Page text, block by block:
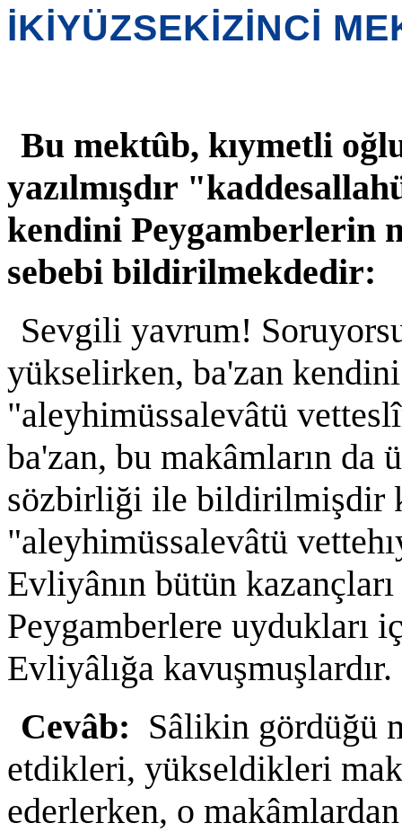
İKİYÜZSEKİZİNCİ
Bu mektûb, kıymetli
yazılmışdır
kendini Peygamberlerin
sebebi bildirilmekdedir:
Sevgili yavrum!
yükselirken, ba'zan
"aleyhimüssalevâtü
ba'zan, bu makâmların da
sözbirliği ile bildirilmişdir
"aleyhimüssalevâtü
Evliyânın bütün
Peygamberlere uydukları
Evliyâlığa kavuşmuşlardır.
Cevâb: Sâlikin gördüğü
etdikleri, yükseldikleri
ederlerken, o